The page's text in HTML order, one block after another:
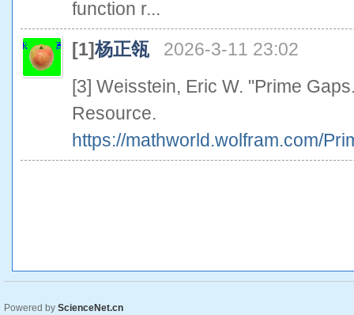
function r...
[1]杨正瓴
2026-3-11 23:02
[3] Weisstein, Eric W. "Prime
Resource.
https://mathworld.wolfram.com/
Powered by ScienceNet.cn